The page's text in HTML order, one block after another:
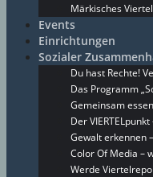
Märkisches
Events
Einrichtungen
Sozialer
Du hast Rechte!
Das Programm
Gemeinsam
Der
Gewalt erkennen
Color Of Media –
Werde